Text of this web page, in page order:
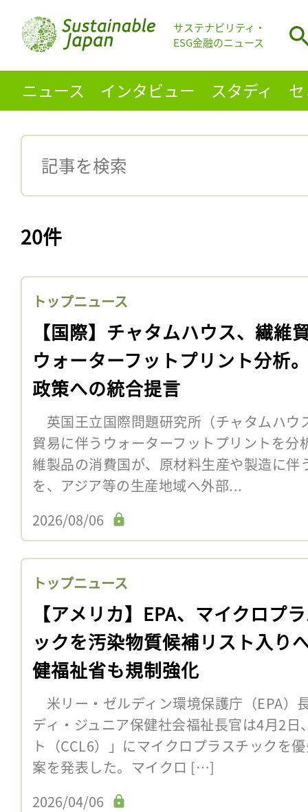
サステナビリティ・
ESG金融のニュース
ニュース インタビュー スタディ
20件
トップニュース
【国際】チャタムハウス、繊維
ウォーターフットプリント分析
政策への統合提言
英国王立国際問題研究所（チャタムハウ
貿易に伴うウォーターフットプリントを分
維製品の消費国が、原材料生産や製造に伴
を、アジア等の生産地域へ外部...
2026/08/06
トップニュース
【アメリカ】EPA、マイクロプ
ックを汚染物質候補リスト入り
健福祉省も規制強化
米リー・ゼルディン環境保護庁（EPA）
ディ・ジュニア保健社会福祉長官は4月2
ト（CCL6）」にマイクロプラスチックを
案を発表した。マイクロ […]
2026/04/06